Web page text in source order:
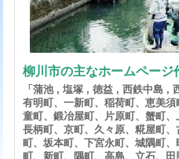
柳川市の主なホームページ
「蒲池 , 塩塚 , 徳益 , 西鉄中島 ,
有明町、一新町、稲荷町、恵美
童町、鍛冶屋町、片原町、蟹町
長柄町、京町、久々原、糀屋町
町、坂本町、下宮永町、城隅町
町、新町、隅町、高島、立石、